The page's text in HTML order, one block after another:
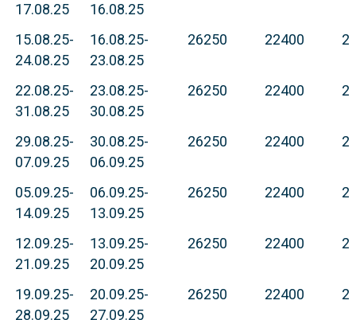
17.08.25
16.08.25
15.08.25-
24.08.25
16.08.25-
23.08.25
26250 22400
22.08.25-
31.08.25
23.08.25-
30.08.25
26250 22400
29.08.25-
07.09.25
30.08.25-
06.09.25
26250 22400
05.09.25-
14.09.25
06.09.25-
13.09.25
26250 22400
12.09.25-
21.09.25
13.09.25-
20.09.25
26250 22400
19.09.25-
28.09.25
20.09.25-
27.09.25
26250 22400